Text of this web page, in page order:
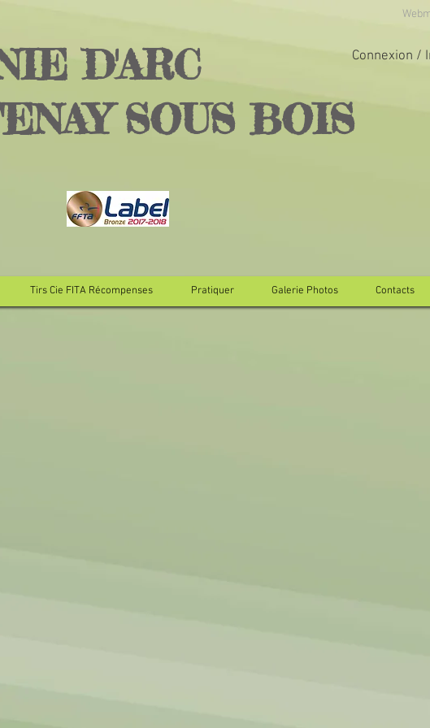
Connexion /
D'ARC
SOUS BOIS
Tirs Cie FITA Récompenses Pratiquer Galerie Photos Contacts